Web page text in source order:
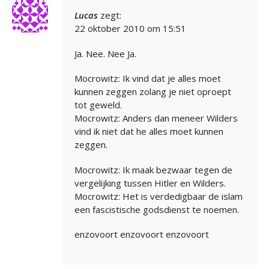
Lucas zegt:
22 oktober 2010 om 15:51
Ja. Nee. Nee Ja.
Mocrowitz: Ik vind dat je alles moet
kunnen zeggen zolang je niet oproept
tot geweld.
Mocrowitz: Anders dan meneer Wilders
vind ik niet dat he alles moet kunnen
zeggen.
Mocrowitz: Ik maak bezwaar tegen de
vergelijking tussen Hitler en Wilders.
Mocrowitz: Het is verdedigbaar de islam
een fascistische godsdienst te noemen.
enzovoort enzovoort enzovoort